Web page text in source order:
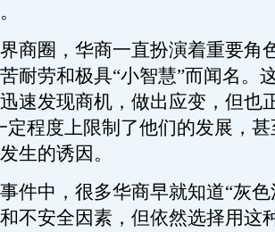
圈，华商一直扮演着重要角
耐劳和极具“小智慧”而闻名。
速发现商机，做出应变，但也
定程度上限制了他们的发展，
生的诱因。
中，很多华商早就知道“灰色
不安全因素，但依然选择用这